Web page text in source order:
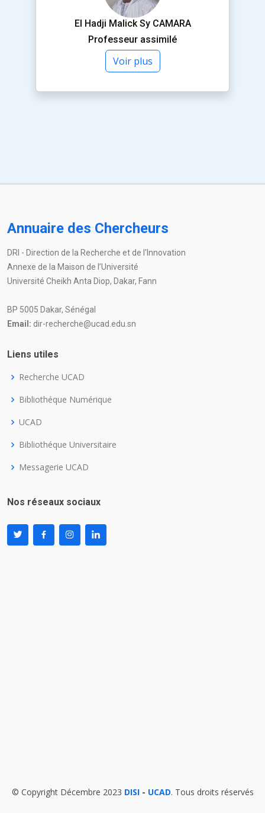
El Hadji Malick Sy CAMARA
Professeur assimilé
Voir plus
Annuaire des Chercheurs
DRI - Direction de la Recherche et de l'Innovation
Annexe de la Maison de l’Université
Université Cheikh Anta Diop, Dakar, Fann
BP 5005 Dakar, Sénégal
Email: dir-recherche@ucad.edu.sn
Liens utiles
Recherche UCAD
Bibliothéque Numérique
UCAD
Bibliothéque Universitaire
Messagerie UCAD
Nos réseaux sociaux
© Copyright Décembre 2023 DISI- UCAD. Tous droits réservés